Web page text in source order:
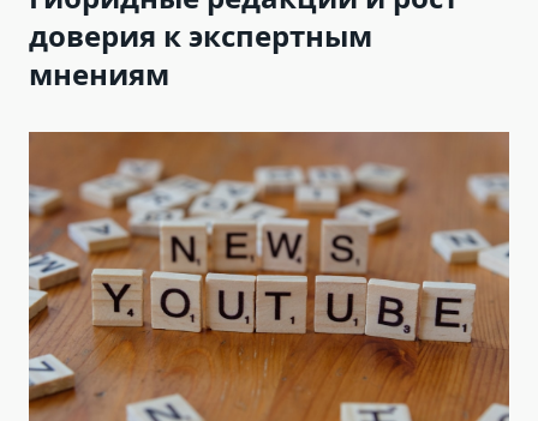
доверия к экспертным
мнениям